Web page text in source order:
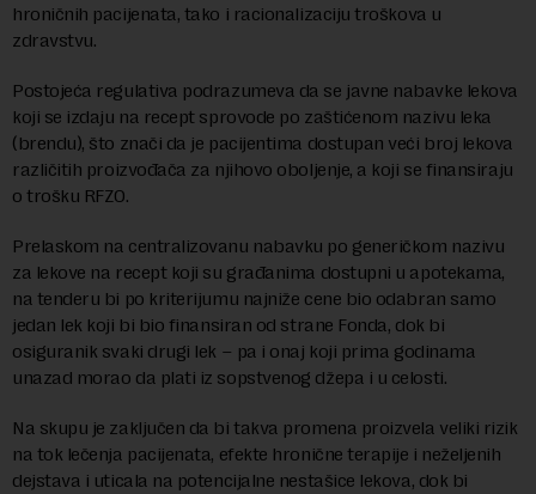
hroničnih pacijenata, tako i racionalizaciju troškova u
zdravstvu.
Postojeća regulativa podrazumeva da se javne nabavke lekova
koji se izdaju na recept sprovode po zaštićenom nazivu leka
(brendu), što znači da je pacijentima dostupan veći broj lekova
različitih proizvođača za njihovo oboljenje, a koji se finansiraju
o trošku RFZO.
Prelaskom na centralizovanu nabavku po generičkom nazivu
za lekove na recept koji su građanima dostupni u apotekama,
na tenderu bi po kriterijumu najniže cene bio odabran samo
jedan lek koji bi bio finansiran od strane Fonda, dok bi
osiguranik svaki drugi lek – pa i onaj koji prima godinama
unazad morao da plati iz sopstvenog džepa i u celosti.
Na skupu je zaključen da bi takva promena proizvela veliki rizik
na tok lečenja pacijenata, efekte hronične terapije i neželjenih
dejstava i uticala na potencijalne nestašice lekova, dok bi